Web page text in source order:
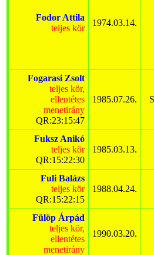
Fodor Attila
teljes kör
1974.03.14.
Fogarasi Zsolt
teljes kör,
ellentétes
menetirány
QR:23:15:47
1985.07.26.
Fuksz Anikó
teljes kör
QR:15:22:30
1985.03.13.
Fuli Balázs
teljes kör
QR:15:22:15
1988.04.24.
Fülöp Árpád
teljes kör,
ellentétes
menetirány
1990.03.20.